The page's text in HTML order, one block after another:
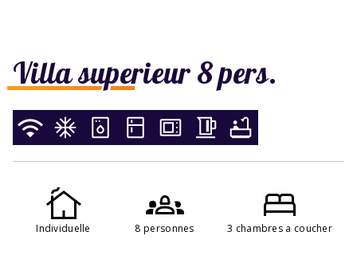
Villa superieur 8 pers.
Individuelle 8 personnes 3 chambres a coucher